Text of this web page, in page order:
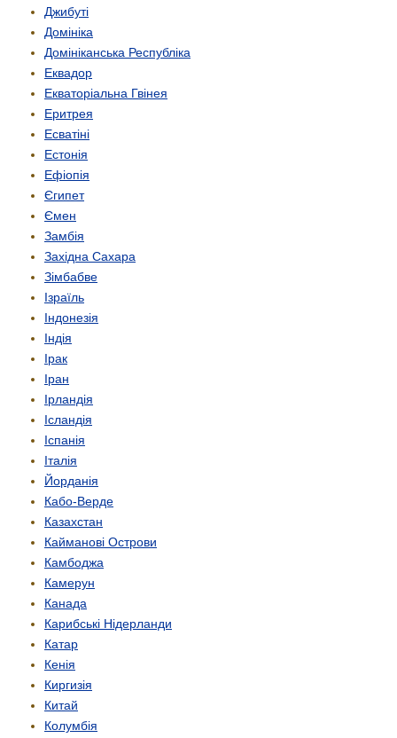
Джибуті
Домініка
Домініканська Республіка
Еквадор
Екваторіальна Гвінея
Еритрея
Есватіні
Естонія
Ефіопія
Єгипет
Ємен
Замбія
Західна Сахара
Зімбабве
Ізраїль
Індонезія
Індія
Ірак
Іран
Ірландія
Ісландія
Іспанія
Італія
Йорданія
Кабо-Верде
Казахстан
Кайманові Острови
Камбоджа
Камерун
Канада
Карибські Нідерланди
Катар
Кенія
Киргизія
Китай
Колумбія